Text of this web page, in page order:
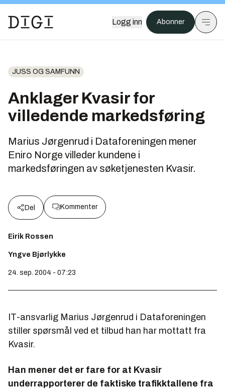
Logg inn Abonner
JUSS OG SAMFUNN
Anklager Kvasir for
villedende markedsføring
Marius Jørgenrud i Dataforeningen mener
Eniro Norge villeder kundene i
markedsføringen av søketjenesten Kvasir.
Del Kommenter
Eirik Rossen
Yngve Bjørlykke
24. sep. 2004 - 07:23
IT-ansvarlig Marius Jørgenrud i Dataforeningen
stiller spørsmål ved et tilbud han har mottatt fra
Kvasir.
Han mener det er fare for at Kvasir
underrapporterer de faktiske trafikktallene fra